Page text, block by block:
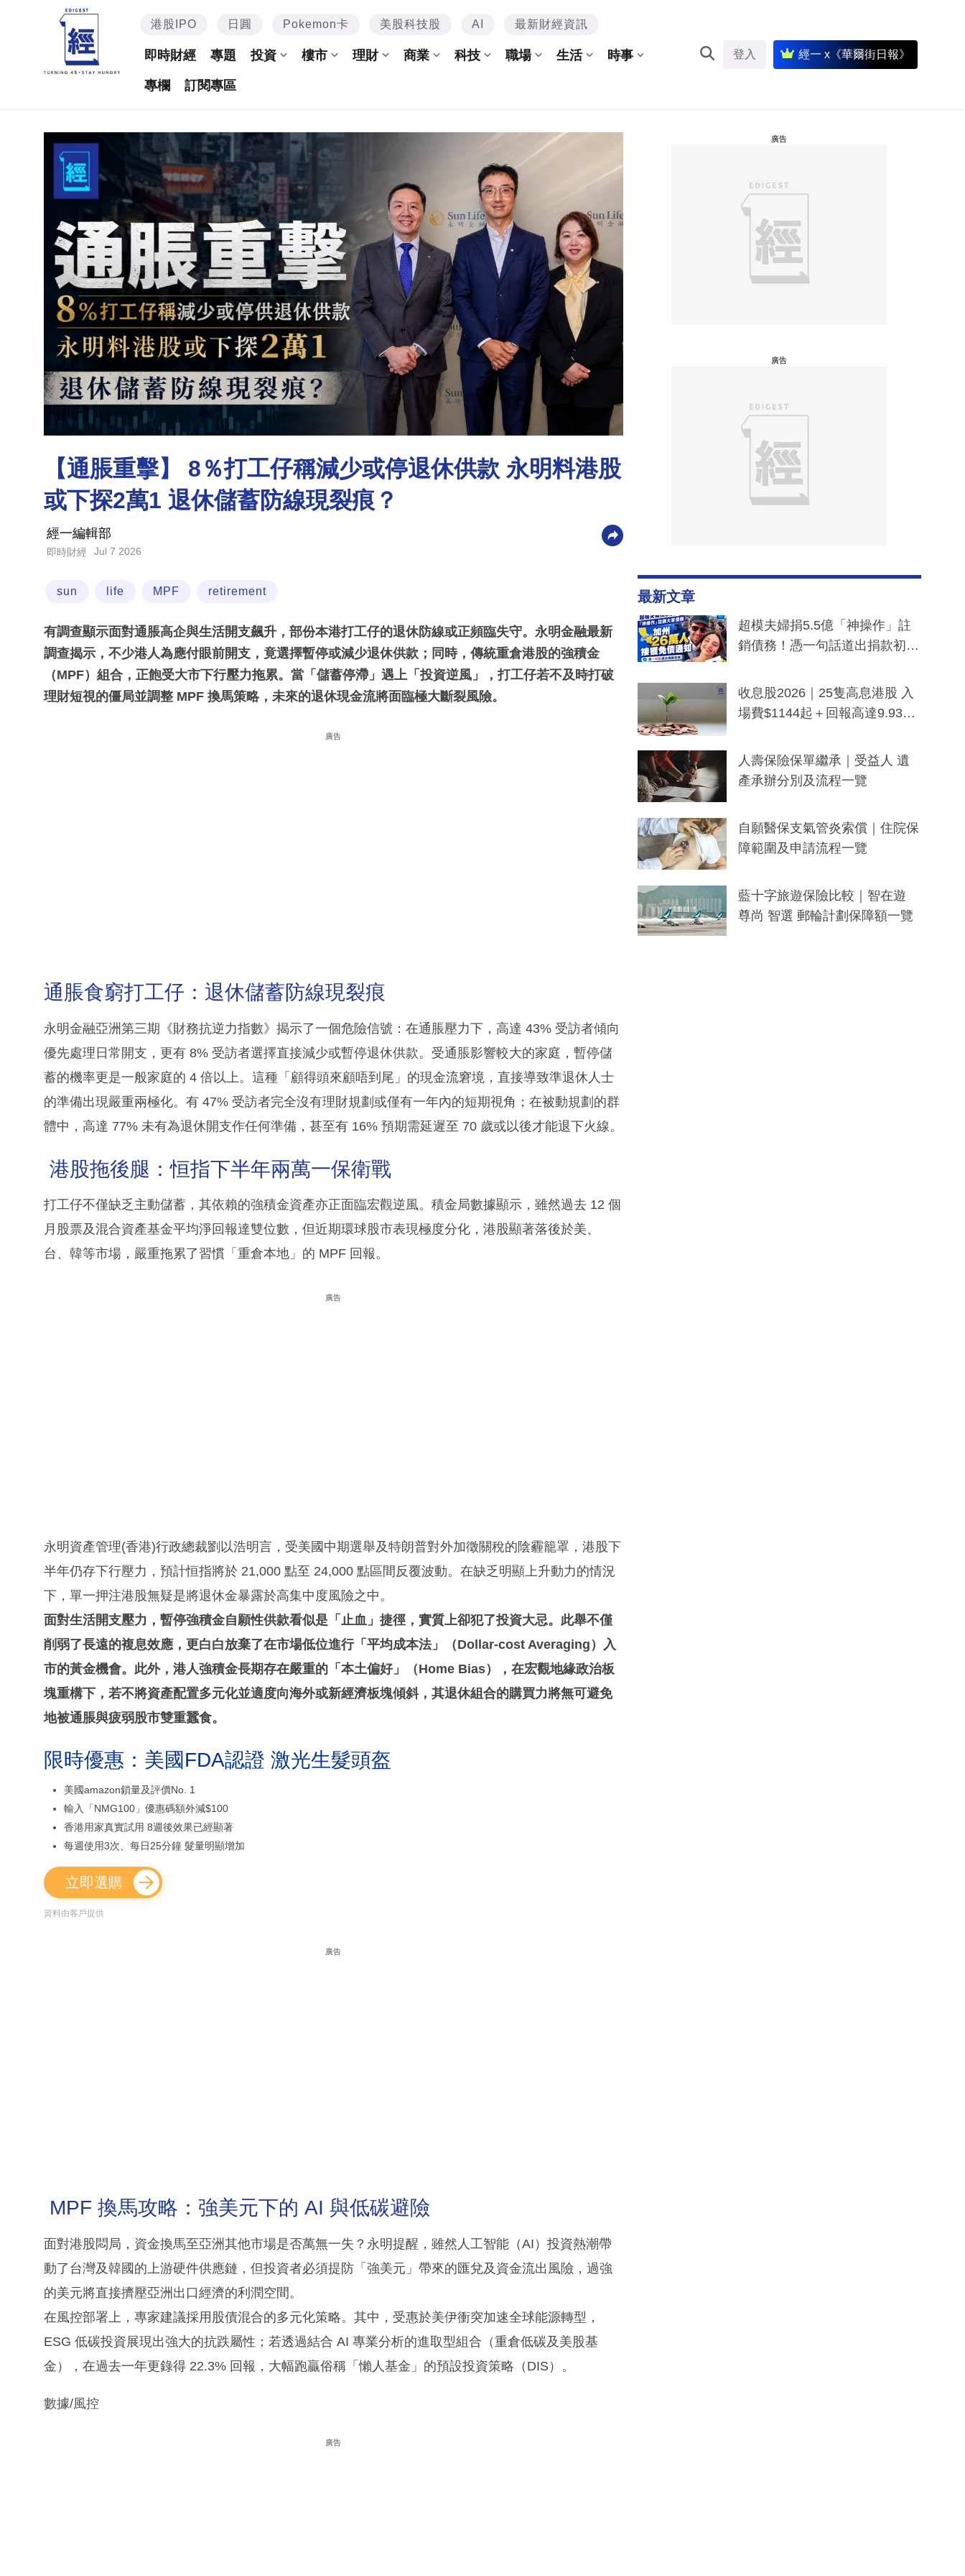
港股IPO 日圓 Pokemon卡 美股科技股 AI 最新財經資訊
即時財經 專題 投資 樓市 理財 商業 科技 職場 生活 時事
專欄 訂閱專區
登入 經一 x《華爾街日報》
【通脹重擊】 8％打工仔稱減少或停退休供款 永明料港股
或下探2萬1 退休儲蓄防線現裂痕？
經一編輯部
即時財經 Jul 7 2026
sun life MPF retirement
有調查顯示面對通脹高企與生活開支飆升，部份本港打工仔的退休防線或正頻臨失守。永明金融最新
調查揭示，不少港人為應付眼前開支，竟選擇暫停或減少退休供款；同時，傳統重倉港股的強積金
（MPF）組合，正飽受大市下行壓力拖累。當「儲蓄停滯」遇上「投資逆風」，打工仔若不及時打破
理財短視的僵局並調整 MPF 換馬策略，未來的退休現金流將面臨極大斷裂風險。
廣告
通脹食窮打工仔：退休儲蓄防線現裂痕
永明金融亞洲第三期《財務抗逆力指數》揭示了一個危險信號：在通脹壓力下，高達 43% 受訪者傾向
優先處理日常開支，更有 8% 受訪者選擇直接減少或暫停退休供款。受通脹影響較大的家庭，暫停儲
蓄的機率更是一般家庭的 4 倍以上。這種「顧得頭來顧唔到尾」的現金流窘境，直接導致準退休人士
的準備出現嚴重兩極化。有 47% 受訪者完全沒有理財規劃或僅有一年內的短期視角；在被動規劃的群
體中，高達 77% 未有為退休開支作任何準備，甚至有 16% 預期需延遲至 70 歲或以後才能退下火線。
港股拖後腿：恒指下半年兩萬一保衛戰
打工仔不僅缺乏主動儲蓄，其依賴的強積金資產亦正面臨宏觀逆風。積金局數據顯示，雖然過去 12 個
月股票及混合資產基金平均淨回報達雙位數，但近期環球股市表現極度分化，港股顯著落後於美、
台、韓等市場，嚴重拖累了習慣「重倉本地」的 MPF 回報。
廣告
永明資產管理(香港)行政總裁劉以浩明言，受美國中期選舉及特朗普對外加徵關稅的陰霾籠罩，港股下
半年仍存下行壓力，預計恒指將於 21,000 點至 24,000 點區間反覆波動。在缺乏明顯上升動力的情況
下，單一押注港股無疑是將退休金暴露於高集中度風險之中。
面對生活開支壓力，暫停強積金自願性供款看似是「止血」捷徑，實質上卻犯了投資大忌。此舉不僅
削弱了長遠的複息效應，更白白放棄了在市場低位進行「平均成本法」（Dollar-cost Averaging）入
市的黃金機會。此外，港人強積金長期存在嚴重的「本土偏好」（Home Bias），在宏觀地緣政治板
塊重構下，若不將資產配置多元化並適度向海外或新經濟板塊傾斜，其退休組合的購買力將無可避免
地被通脹與疲弱股市雙重蠶食。
限時優惠：美國FDA認證 激光生髮頭盔
美國amazon鎖量及評價No. 1
輸入「NMG100」優惠碼額外減$100
香港用家真實試用 8週後效果已經顯著
每週使用3次、每日25分鐘 髮量明顯增加
立即選購
資料由客戶提供
廣告
MPF 換馬攻略：強美元下的 AI 與低碳避險
面對港股悶局，資金換馬至亞洲其他市場是否萬無一失？永明提醒，雖然人工智能（AI）投資熱潮帶
動了台灣及韓國的上游硬件供應鏈，但投資者必須提防「強美元」帶來的匯兌及資金流出風險，過強
的美元將直接擠壓亞洲出口經濟的利潤空間。
在風控部署上，專家建議採用股債混合的多元化策略。其中，受惠於美伊衝突加速全球能源轉型，
ESG 低碳投資展現出強大的抗跌屬性；若透過結合 AI 專業分析的進取型組合（重倉低碳及美股基
金），在過去一年更錄得 22.3% 回報，大幅跑贏俗稱「懶人基金」的預設投資策略（DIS）。
數據/風控
廣告
廣告
廣告
最新文章
超模夫婦捐5.5億「神操作」註
銷債務！憑一句話道出捐款初
一度被誤當詐騙手段
收息股2026｜25隻高息港股 入
場費$1144起＋回報高達9.93
人壽保險保單繼承｜受益人 遺
產承辦分別及流程一覽
自願醫保支氣管炎索償｜住院保
障範圍及申請流程一覽
藍十字旅遊保險比較｜智在遊
尊尚 智選 郵輪計劃保障額一覽